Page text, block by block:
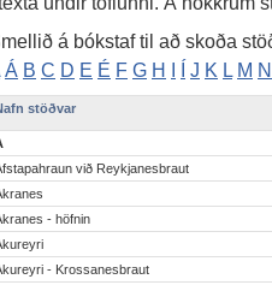
á bókstaf til að skoða
Á B C D E É F G H J K L M N
stöðvar
við Reykjanesbraut
- höfnin
- Krossanesbraut